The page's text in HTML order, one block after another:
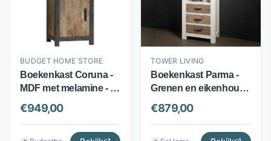
BUDGET HOME STORE
Boekenkast Coruna -
MDF met melamine - 3
open vakken, lade en
deur - Bruin - Budget
Home Store
€949,00
TOWER LIVING
Boekenkast Parma -
Grenen en eikenhout -
3 lades - Wit - Tower
Living
€879,00